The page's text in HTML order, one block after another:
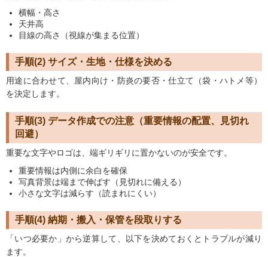
横幅・高さ
天井高
目線の高さ（視線が集まる位置）
手順(2) サイズ・生地・仕様を決める
用途に合わせて、屋内向け・防炎の要否・仕立て（袋・ハトメ等）
を決定します。
手順(3) データ作成での注意（重要情報の配置、見切れ
回避）
重要な文字やロゴは、端ギリギリに置かないのが安全です。
重要情報は内側に余白を確保
写真背景は端まで伸ばす（見切れに備える）
小さな文字は減らす（読まれにくい）
手順(4) 納期・搬入・保管を段取りする
「いつ必要か」から逆算して、以下を決めておくとトラブルが減り
ます。